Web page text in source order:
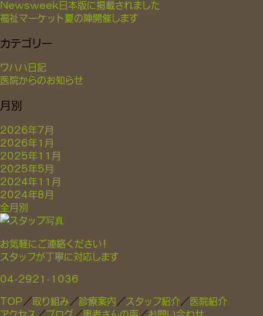
Newsweek日本版に掲載されました
福祉マーケット夏の陣開催します
カテゴリー
ワハハ日記
医院からのお知らせ
月別
2026年7月
2026年1月
2025年11月
2025年5月
2024年11月
2024年8月
全月別
お気軽にご連絡ください！
スタッフが丁寧に対応します
04-2921-1036
TOP／取り組み／診療案内／スタッフ紹介／医院紹介